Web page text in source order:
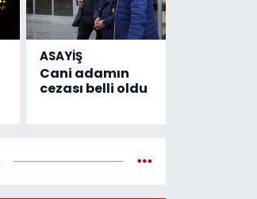
ASAYİŞ
Cani adamın
cezası belli oldu